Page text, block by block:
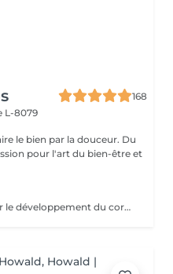
168
L-8079
le bien par la douceur. Du
pour l'art du bien-être et
Ce massage agit directement sur le développement du corps de la future maman. Il soulage les douleurs et les tensions musculaires ainsi que les crampes dans les jambes. Il permet également de favoriser le sommeil et la récupération, ainsi que la diminution des douleurs sciatiques. Du côté de bébé, il ressentira aussi le bien-être de sa maman et pourra donc se sentir en sécurité et heureux. Le massage est réalisé avec l'aide d'un coussin conçu spécialement pour vous permettre de vous allonger sur le ventre en toute sécurité et confort.